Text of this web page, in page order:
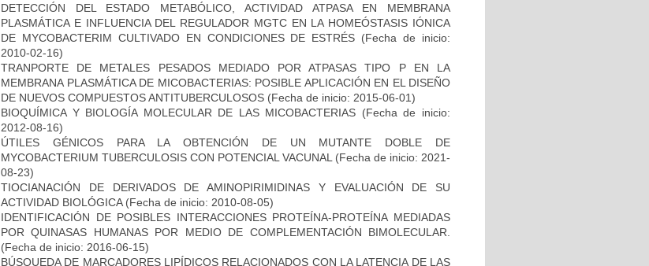
DETECCIÓN DEL ESTADO METABÓLICO, ACTIVIDAD ATPASA EN MEMBRANA
PLASMÁTICA E INFLUENCIA DEL REGULADOR MGTC EN LA HOMEÓSTASIS IÓNICA
DE MYCOBACTERIM CULTIVADO EN CONDICIONES DE ESTRÉS (Fecha de inicio:
2010-02-16)
TRANPORTE DE METALES PESADOS MEDIADO POR ATPASAS TIPO P EN LA
MEMBRANA PLASMÁTICA DE MICOBACTERIAS: POSIBLE APLICACIÓN EN EL DISEÑO
DE NUEVOS COMPUESTOS ANTITUBERCULOSOS (Fecha de inicio: 2015-06-01)
BIOQUÍMICA Y BIOLOGÍA MOLECULAR DE LAS MICOBACTERIAS (Fecha de inicio:
2012-08-16)
ÚTILES GÉNICOS PARA LA OBTENCIÓN DE UN MUTANTE DOBLE DE
MYCOBACTERIUM TUBERCULOSIS CON POTENCIAL VACUNAL (Fecha de inicio: 2021-
08-23)
TIOCIANACIÓN DE DERIVADOS DE AMINOPIRIMIDINAS Y EVALUACIÓN DE SU
ACTIVIDAD BIOLÓGICA(Fecha de inicio: 2010-08-05)
IDENTIFICACIÓN DE POSIBLES INTERACCIONES PROTEÍNA-PROTEÍNA MEDIADAS
POR QUINASAS HUMANAS POR MEDIO DE COMPLEMENTACIÓN BIMOLECULAR.
(Fecha de inicio: 2016-06-15)
BÚSQUEDA DE MARCADORES LIPÍDICOS RELACIONADOS CON LA LATENCIA DE LAS